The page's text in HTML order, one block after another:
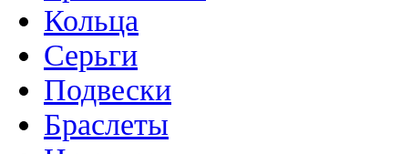
Кольца
Серьги
Подвески
Браслеты